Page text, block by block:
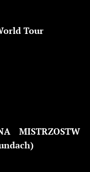
Tour
MISTRZOSTW